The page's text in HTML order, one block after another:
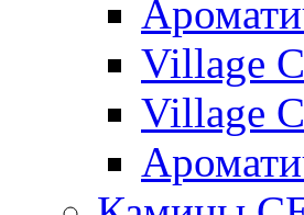
Village
Village